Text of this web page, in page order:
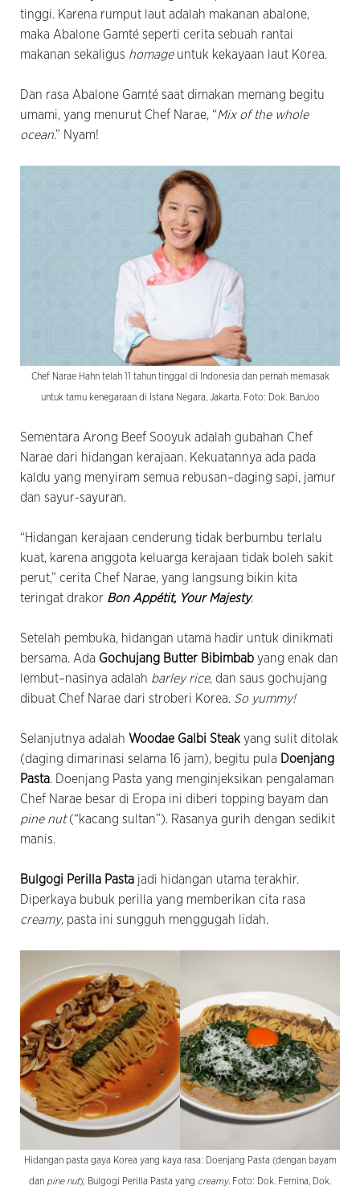
tinggi. Karena rumput laut adalah makanan abalone,
maka Abalone Gamté seperti cerita sebuah rantai
makanan sekaligus homage untuk kekayaan laut Korea.
Dan rasa Abalone Gamté saat dimakan memang begitu
umami, yang menurut Chef Narae, “Mix of the whole
ocean.” Nyam!
Chef Narae Hahn telah 11 tahun tinggal di Indonesia dan pernah memasak
untuk tamu kenegaraan di Istana Negara, Jakarta. Foto: Dok. BanJoo
Sementara Arong Beef Sooyuk adalah gubahan Chef
Narae dari hidangan kerajaan. Kekuatannya ada pada
kaldu yang menyiram semua rebusan–daging sapi, jamur
dan sayur-sayuran.
“Hidangan kerajaan cenderung tidak berbumbu terlalu
kuat, karena anggota keluarga kerajaan tidak boleh sakit
perut,” cerita Chef Narae, yang langsung bikin kita
teringat drakor Bon Appétit, Your Majesty.
Setelah pembuka, hidangan utama hadir untuk dinikmati
bersama. Ada Gochujang Butter Bibimbab yang enak dan
lembut–nasinya adalah barley rice, dan saus gochujang
dibuat Chef Narae dari stroberi Korea. So yummy!
Selanjutnya adalah Woodae Galbi Steak yang sulit ditolak
(daging dimarinasi selama 16 jam), begitu pula Doenjang
Pasta. Doenjang Pasta yang menginjeksikan pengalaman
Chef Narae besar di Eropa ini diberi topping bayam dan
pine nut(“kacang sultan”). Rasanya gurih dengan sedikit
manis.
Bulgogi Perilla Pasta jadi hidangan utama terakhir.
Diperkaya bubuk perilla yang memberikan cita rasa
creamy, pasta ini sungguh menggugah lidah.
Hidangan pasta gaya Korea yang kaya rasa: Doenjang Pasta (dengan bayam
dan pine nut); Bulgogi Perilla Pasta yang creamy. Foto: Dok. Femina, Dok.